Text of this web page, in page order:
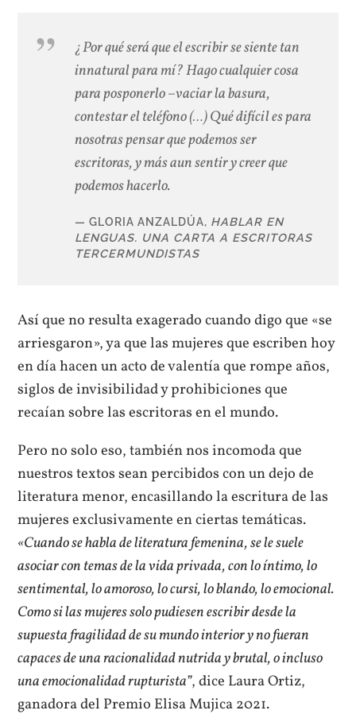
¿Por qué será que el escribir se siente tan
innatural para mí? Hago cualquier cosa
para posponerlo –vaciar la basura,
contestar el teléfono (…) Qué difícil es para
nosotras pensar que podemos ser
escritoras, y más aun sentir y creer que
podemos hacerlo.
GLORIA ANZALDÚA, HABLAR EN
LENGUAS. UNA CARTA A ESCRITORAS
TERCERMUNDISTAS
Así que no resulta exagerado cuando digo que «se
arriesgaron», ya que las mujeres que escriben hoy
en día hacen un acto de valentía que rompe años,
siglos de invisibilidad y prohibiciones que
recaían sobre las escritoras en el mundo.
Pero no solo eso, también nos incomoda que
nuestros textos sean percibidos con un dejo de
literatura menor, encasillando la escritura de las
mujeres exclusivamente en ciertas temáticas.
«Cuando se habla de literatura femenina, se le suele
asociar con temas de la vida privada, con lo íntimo, lo
sentimental, lo amoroso, lo cursi, lo blando, lo emocional.
Como si las mujeres solo pudiesen escribir desde la
supuesta fragilidad de su mundo interior y no fueran
capaces de una racionalidad nutrida y brutal, o incluso
una emocionalidad rupturista”, dice Laura Ortiz,
ganadora del Premio Elisa Mujica 2021.